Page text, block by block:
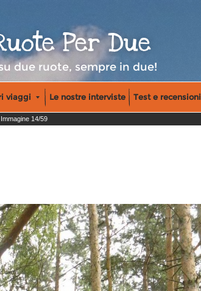
Per Due
due ruote, sempre in due!
viaggi Le nostre interviste Test e recensioni
14/59